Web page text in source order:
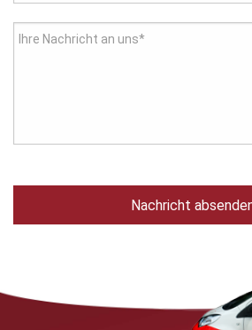
Ihre Nachricht an uns*